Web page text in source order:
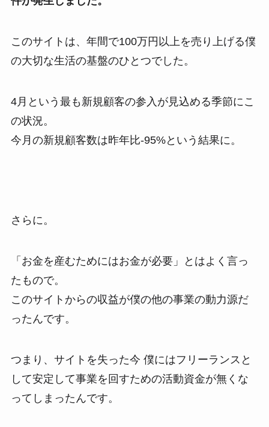
このサイトは、年間で100万円以上を売り上げる僕
の大切な生活の基盤のひとつでした。
4月という最も新規顧客の参入が見込める季節にこ
の状況。
今月の新規顧客数は昨年比-95%という結果に。
さらに。
「お金を産むためにはお金が必要」とはよく言っ
たもので。
このサイトからの収益が僕の他の事業の動力源だ
ったんです。
つまり、サイトを失った今 僕にはフリーランスと
して安定して事業を回すための活動資金が無くな
ってしまったんです。